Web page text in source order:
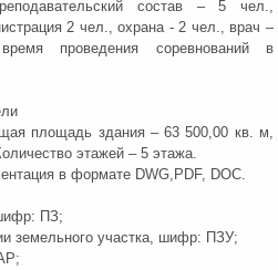
состав – 5 чел.,
2 чел., охрана - 2 чел., врач –
проведения соревнований в
площадь здания – 63 500,00 кв. м,
этажей – 5 этажа.
в формате DWG,PDF, DOC.
ПЗ;
земельного участка, шифр: ПЗУ;